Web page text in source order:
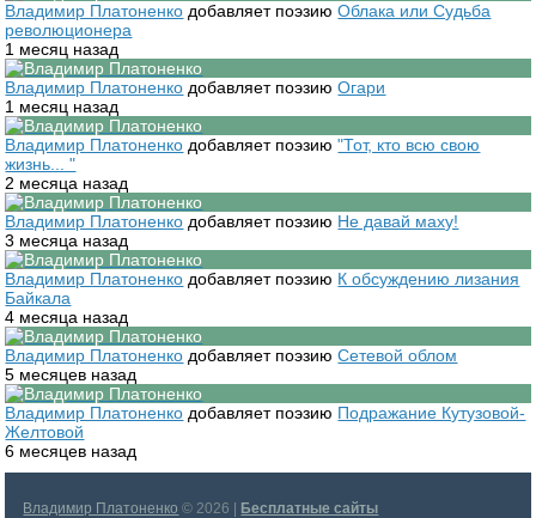
Владимир Платоненко добавляет поэзиюОблака или Судьба
революционера
1 месяц назад
Владимир Платоненко добавляет поэзиюОгари
1 месяц назад
Владимир Платоненко добавляет поэзию"Тот, кто всю свою
жизнь... "
2 месяца назад
Владимир Платоненко добавляет поэзию Не давай маху!
3 месяца назад
Владимир Платоненко добавляет поэзию К обсуждению лизания
Байкала
4 месяца назад
Владимир Платоненко добавляет поэзиюСетевой облом
5 месяцев назад
Владимир Платоненко добавляет поэзию Подражание Кутузовой-
Желтовой
6 месяцев назад
Владимир Платоненко © 2026 | Бесплатные сайты